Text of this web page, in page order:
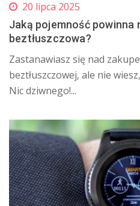
20 lipca 2025
Jaką pojemność powinna
beztłuszczowa?
Zastanawiasz się nad
beztłuszczowej, ale nie
Nic dziwnego!...